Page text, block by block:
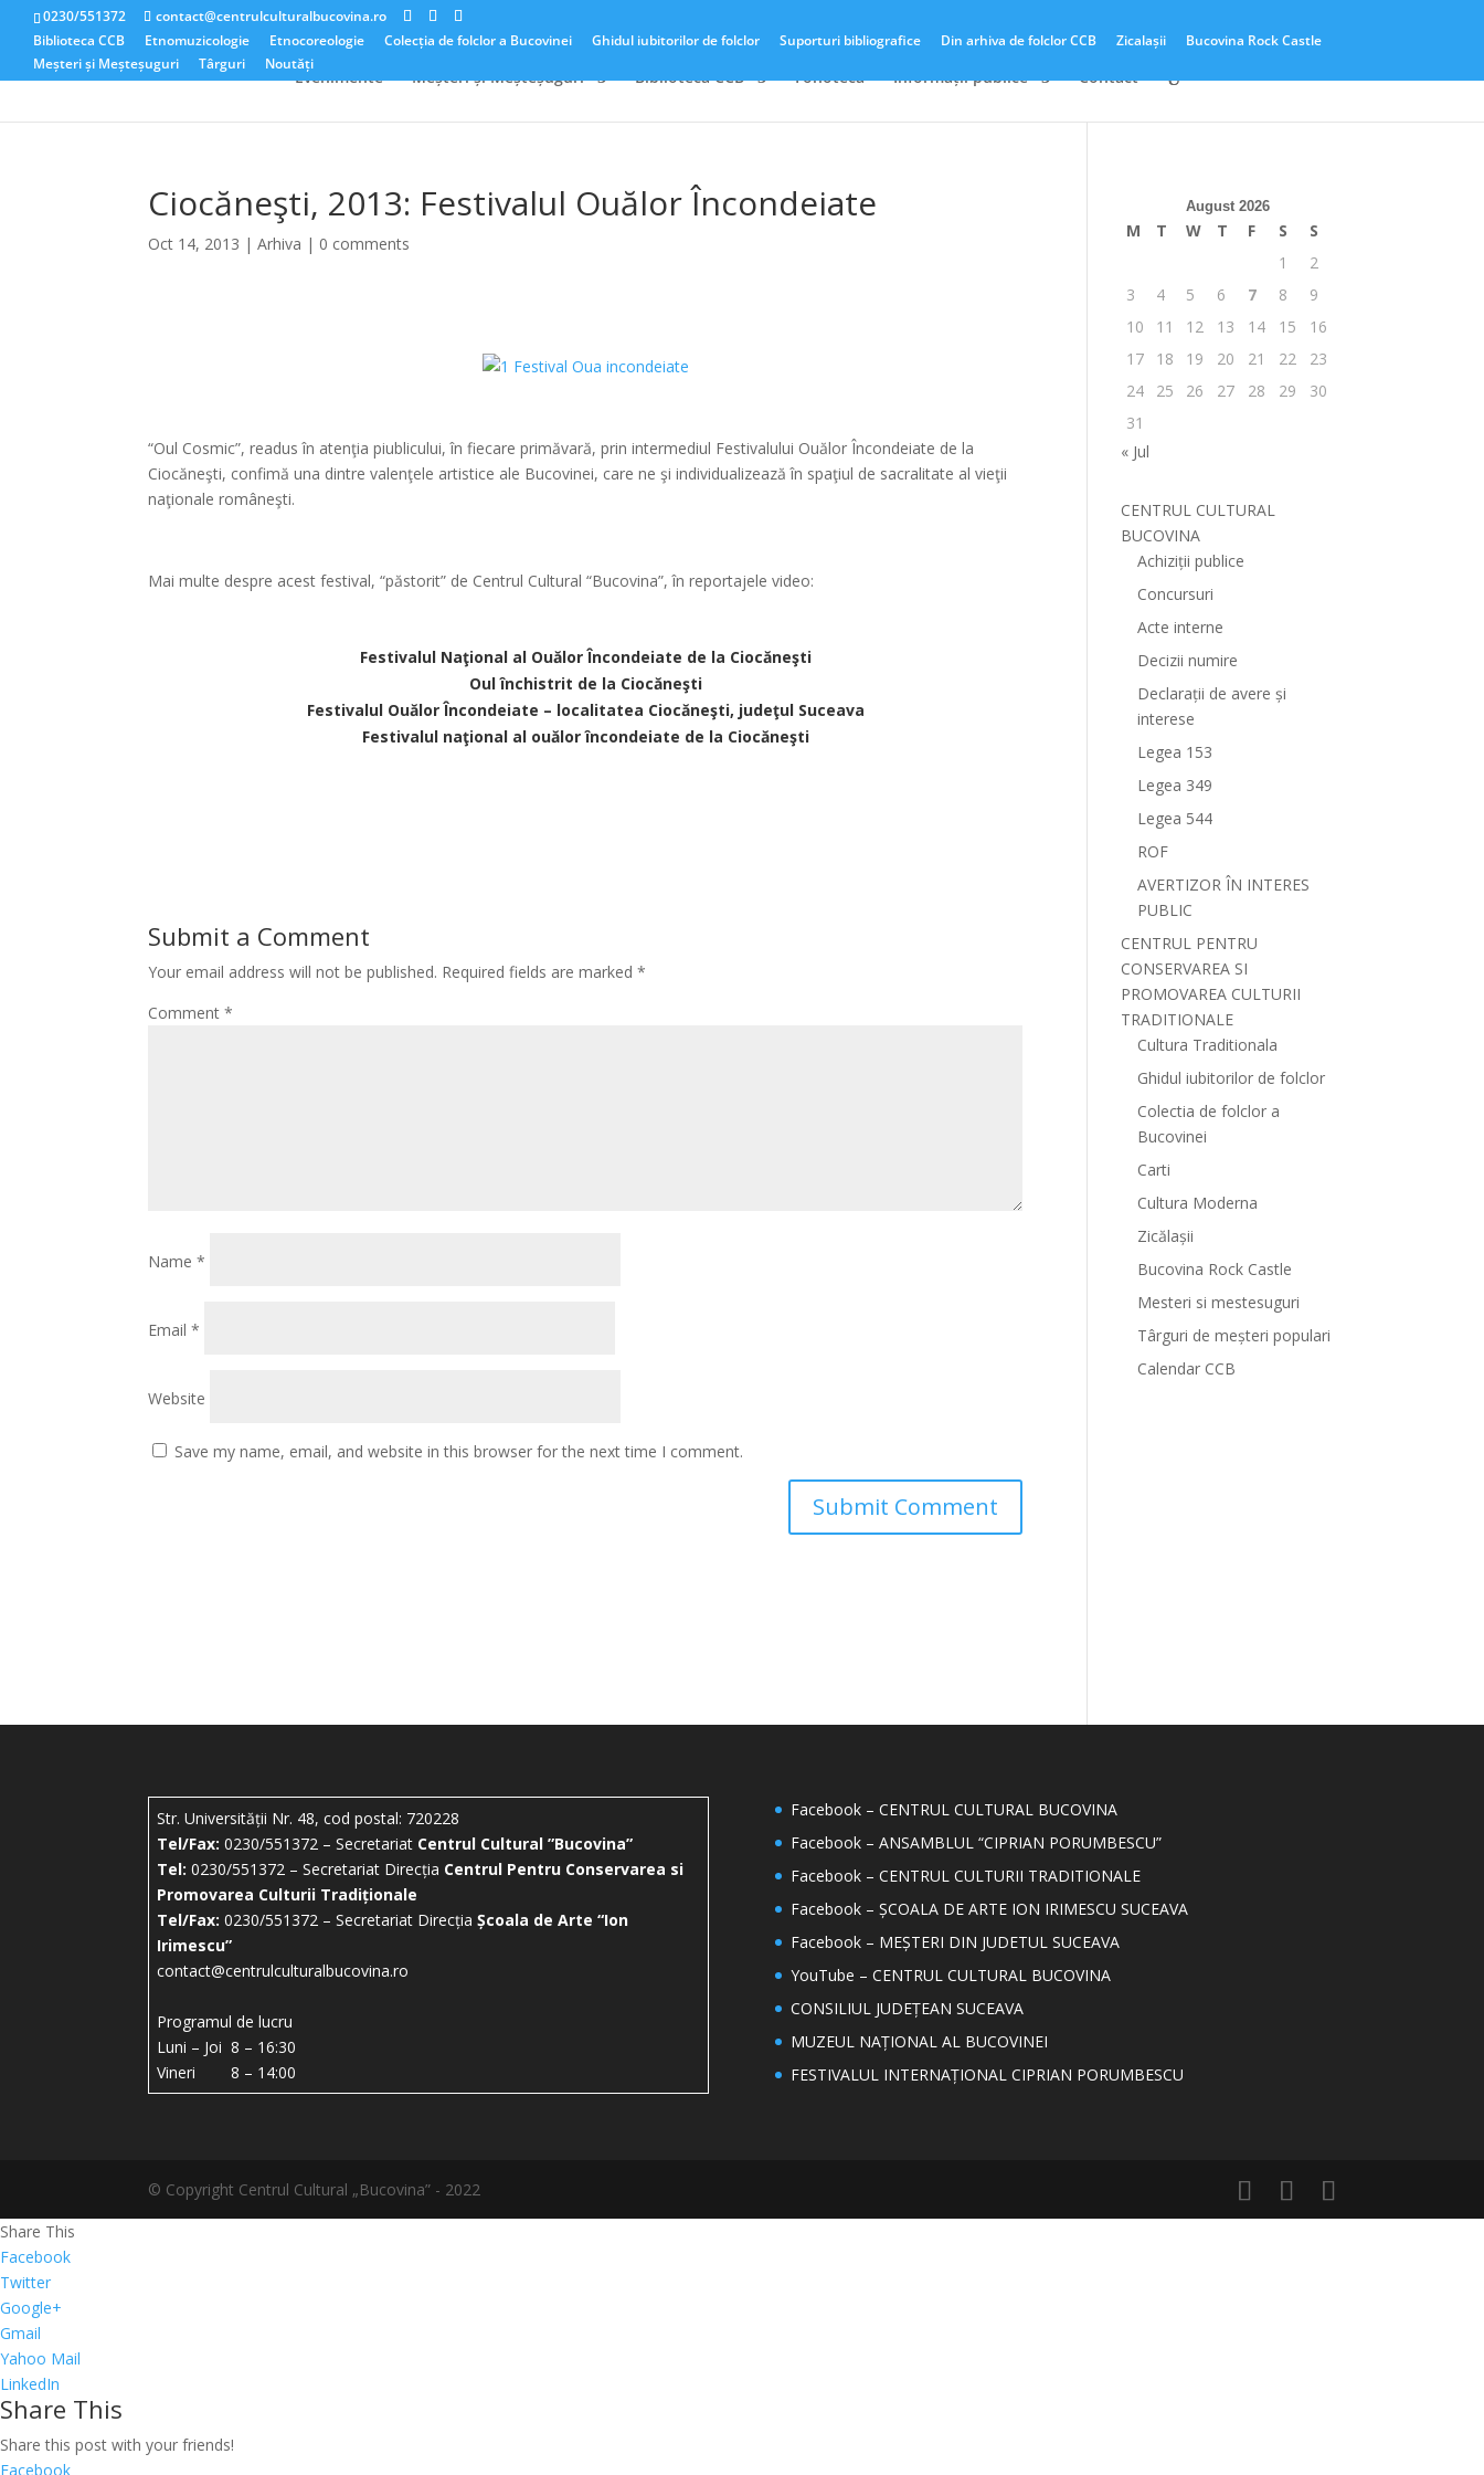
0230/551372
contact@centrulculturalbucovina.ro
Biblioteca CCB
Etnomuzicologie Etnocoreologie Colecția de folclor a Bucovinei Ghidul iubitorilor de folclor Suporturi bibliografice Din arhiva de folclor CCB Zicalașii
Bucovina Rock Castle
Meșteri și Meșteșuguri
Târguri Noutăți
Evenimente Meșteri și Meșteșuguri Biblioteca CCB Fonotecă Informații publice Contact
Ciocăneşti, 2013: Festivalul Ouălor Încondeiate
Oct 14, 2013 |Arhiva | 0 comments
“Oul Cosmic”, readus în atenţia piublicului, în fiecare primăvară, prin intermediul Festivalului Ouălor Încondeiate de la
Ciocăneşti, confimă una dintre valenţele artistice ale Bucovinei, care ne şi individualizează în spaţiul de sacralitate al vieţii
naţionale româneşti.
Mai multe despre acest festival, “păstorit” de Centrul Cultural “Bucovina”, în reportajele video:
Festivalul Naţional al Ouălor Încondeiate de la Ciocăneşti
Oul închistrit de la Ciocăneşti
Festivalul Ouălor Încondeiate – localitatea Ciocăneşti, judeţul Suceava
Festivalul naţional al ouălor încondeiate de la Ciocăneşti
Submit a Comment
Your email address will not be published. Required fields are marked*
Comment*
Name*
Email*
Website
Save my name, email, and website in this browser for the next time I comment.
August 2026
M T W T F S
S
1
2
3
4 5 6 7 8
9
10
11 12 13 14 15
16
17
18 19 20 21 22
23
24
25 26 27 28 29
30
31
« Jul
CENTRUL CULTURAL
BUCOVINA
Achiziții publice
Concursuri
Acte interne
Decizii numire
Declarații de avere și
interese
Legea 153
Legea 349
Legea 544
ROF
AVERTIZOR ÎN INTERES
PUBLIC
CENTRUL PENTRU
CONSERVAREA SI
PROMOVAREA CULTURII
TRADITIONALE
Cultura Traditionala
Ghidul iubitorilor de folclor
Colectia de folclor a
Bucovinei
Carti
Cultura Moderna
Zicălașii
Bucovina Rock Castle
Mesteri si mestesuguri
Târguri de meșteri populari
Calendar CCB
Str. Universității Nr. 48, cod postal: 720228
Tel/Fax: 0230/551372 – Secretariat Centrul Cultural ”Bucovina”
Tel: 0230/551372 – Secretariat Direcția Centrul Pentru Conservarea si
Promovarea Culturii Tradiționale
Tel/Fax: 0230/551372 – Secretariat DirecțiaȘcoala de Arte “Ion
Irimescu”
contact@centrulculturalbucovina.ro
Programul de lucru
Luni – Joi 8 – 16:30
Vineri 8 – 14:00
Facebook – CENTRUL CULTURAL BUCOVINA
Facebook – ANSAMBLUL “CIPRIAN PORUMBESCU”
Facebook – CENTRUL CULTURII TRADITIONALE
Facebook – ȘCOALA DE ARTE ION IRIMESCU SUCEAVA
Facebook – MEȘTERI DIN JUDETUL SUCEAVA
YouTube – CENTRUL CULTURAL BUCOVINA
CONSILIUL JUDEȚEAN SUCEAVA
MUZEUL NAȚIONAL AL BUCOVINEI
FESTIVALUL INTERNAȚIONAL CIPRIAN PORUMBESCU
© Copyright Centrul Cultural „Bucovina” - 2022
Share This
Facebook
Twitter
Google+
Gmail
Yahoo Mail
LinkedIn
Share This
Share this post with your friends!
Facebook